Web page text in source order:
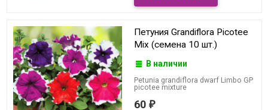
Петуния Grandiflora Picotee
Mix (семена 10 шт.)
В наличии
Petunia grandiflora dwarf Limbo GP
picotee mixture
60 ₽